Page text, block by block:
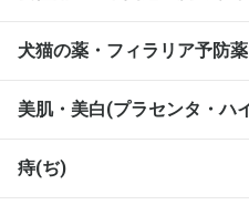
犬猫の薬・フィラリア予防薬
美肌・美白(プラセンタ・ハ
痔(ぢ)